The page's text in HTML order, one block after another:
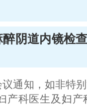
阴道内镜检
通知，如非特
产科医生及妇